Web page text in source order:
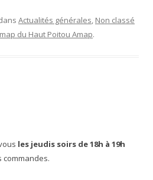
Actualités générales, Non classé
du Haut Poitou Amap.
les jeudis soirs de 18h à 19h